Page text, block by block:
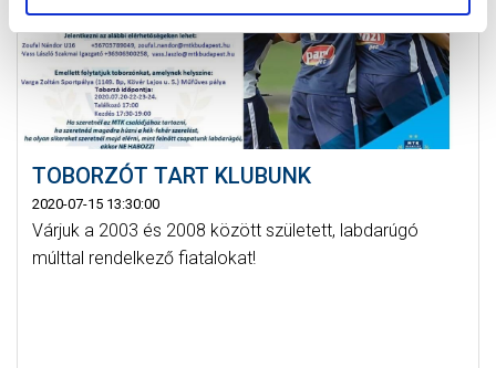
TOBORZÓT TART KLUBUNK
2020-07-15 13:30:00
Várjuk a 2003 és 2008 között született, labdarúgó
múlttal rendelkező fiatalokat!